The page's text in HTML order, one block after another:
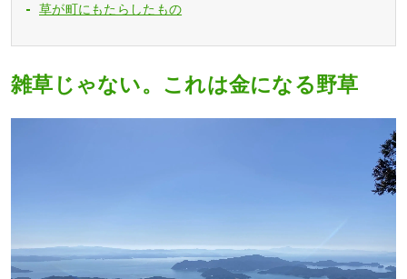
草が町にもたらしたもの
雑草じゃない。これは金になる野草